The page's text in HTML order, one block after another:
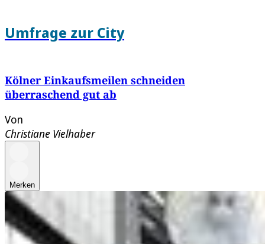
Umfrage zur City
Kölner Einkaufsmeilen schneiden
überraschend gut ab
Von
Christiane Vielhaber
Merken